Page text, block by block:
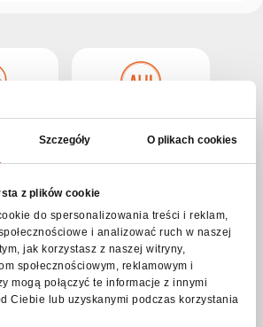
Szczegóły O plikach cookies
z plików cookie
do spersonalizowania treści i reklam,
i analizować ruch w naszej
jak korzystasz z naszej witryny,
społecznościowym, reklamowym i
mogą połączyć te informacje z innymi
Ciebie lub uzyskanymi podczas korzystania
ALU for PIPE QLA-500
100kg